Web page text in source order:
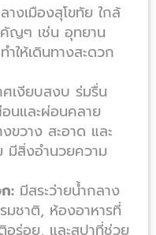
งเมืองสุโขทัย ใกล้
ญๆ เช่น อุทยาน
ให้เดินทางสะดวก
เงียบสงบ ร่มรื่น
นและผ่อนคลาย
วาง สะอาด และ
มีสิ่งอำนวยความ
:มีสระว่ายน้ำกลาง
มชาติ, ห้องอาหารที่
อร่อย, และสปาที่ช่วย